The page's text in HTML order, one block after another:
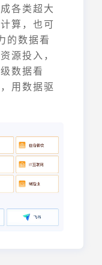
各类超大
算，也可
的数据看
源投入，
数据看
用数据驱